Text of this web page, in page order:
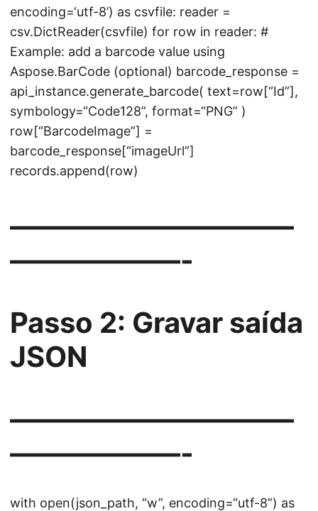
encoding=‘utf-8’) as csvfile: reader =
csv.DictReader(csvfile) for row in reader: #
Example: add a barcode value using
Aspose.BarCode (optional) barcode_response =
api_instance.generate_barcode( text=row[“Id”],
symbology=“Code128”, format=“PNG” )
row[“BarcodeImage”] =
barcode_response[“imageUrl”]
records.append(row)
——————————
——————-
Passo 2: Gravar saída
JSON
——————————
——————-
with open(json_path, “w”, encoding=“utf-8”) as